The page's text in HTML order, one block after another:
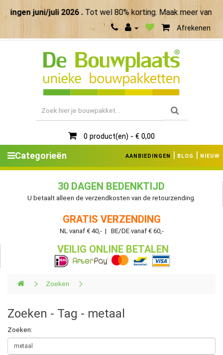
juli 2026 .Tot wel 80% korting. Maak meer van je zomer!
Afrekenen
0 product(en) - € 0,00
Categorieën AANBIEDINGEN | BLOG | NIEUW
30 DAGEN BEDENKTIJD
U betaalt alleen de verzendkosten van de retourzending.
GRATIS VERZENDING
NL vanaf € 40,- | BE/DE vanaf € 60,-
VEILIG ONLINE BETALEN
Zoeken
Zoeken - Tag - metaal
Zoeken: